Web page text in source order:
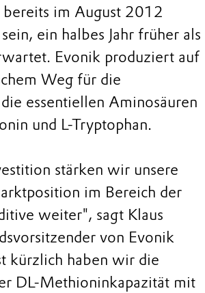
bereits im August 2012
ein halbes Jahr früher als
Evonik produziert auf
Weg für die
essentiellen Aminosäuren
und L-Tryptophan.
stärken wir unsere
im Bereich der
weiter", sagt Klaus
von Evonik
kürzlich haben wir die
DL-Methioninkapazität mit